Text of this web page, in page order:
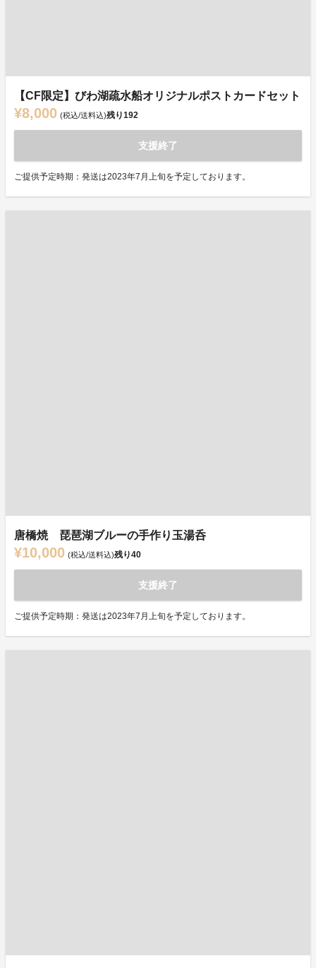
【CF限定】びわ湖疏水船オリジナルポストカードセット
¥8,000 (税込/送料込)残り192
支援終了
ご提供予定時期：発送は2023年7月上旬を予定しております。
唐橋焼 琵琶湖ブルーの手作り玉湯呑
¥10,000 (税込/送料込)残り40
支援終了
ご提供予定時期：発送は2023年7月上旬を予定しております。